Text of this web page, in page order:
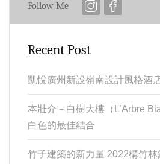
Follow Me
Recent Post
凱悅廣州新設嶺南設計風格酒
本壯介－白樹大樓（L’Arbre
白色的最佳結合
竹子建築的新力量 2022構竹林